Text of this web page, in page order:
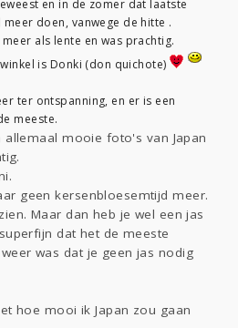
en in de zomer dat laatste
meer doen, vanwege de hitte .
als lente en was prachtig.
is Donki (don quichote)
ter ontspanning, en er is een
meeste.
mooie foto's van Japan
geen kersenbloesemtijd meer.
Maar dan heb je wel een jas
dat het de meeste
was dat je geen jas nodig
hoe mooi ik Japan zou gaan